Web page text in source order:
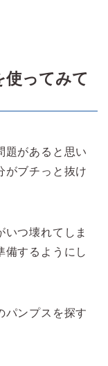
使ってみて
題があると思い
がブチっと抜け
つ壊れてしま
備するようにし
パンプスを探す